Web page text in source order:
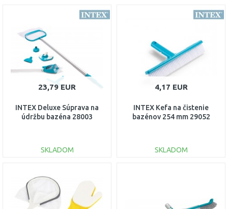
23,79 EUR
INTEX Deluxe Súprava na
údržbu bazéna 28003
SKLADOM
Porovnať
4,17 EUR
INTEX Kefa na čistenie
bazénov 254 mm 29052
SKLADOM